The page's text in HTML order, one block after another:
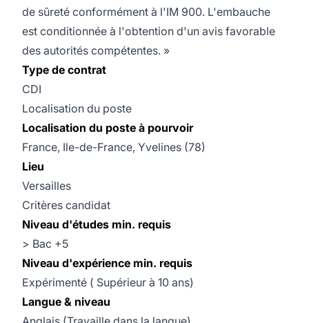
de sûreté conformément à l'IM 900. L'embauche
est conditionnée à l'obtention d'un avis favorable
des autorités compétentes. »
Type de contrat
CDI
Localisation du poste
Localisation du poste à pourvoir
France, Ile-de-France, Yvelines (78)
Lieu
Versailles
Critères candidat
Niveau d'études min. requis
> Bac +5
Niveau d'expérience min. requis
Expérimenté ( Supérieur à 10 ans)
Langue & niveau